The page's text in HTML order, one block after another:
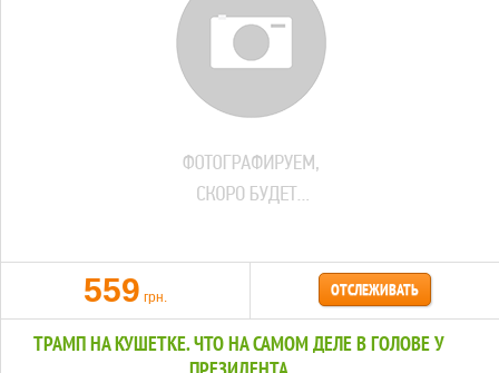
559 грн. ОТСЛЕЖИВАТЬ
ТРАМП НА КУШЕТКЕ. ЧТО НА САМОМ ДЕЛЕ В ГОЛОВЕ У